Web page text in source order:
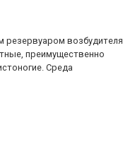
резервуаром возбудителя
преимущественно
Среда